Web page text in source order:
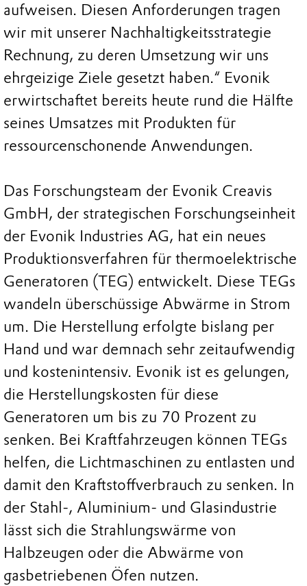
aufweisen. Diesen Anforderungen tragen
wir mit unserer Nachhaltigkeitsstrategie
Rechnung, zu deren Umsetzung wir uns
ehrgeizige Ziele gesetzt haben.“ Evonik
erwirtschaftet bereits heute rund die Hälfte
seines Umsatzes mit Produkten für
ressourcenschonende Anwendungen.
Das Forschungsteam der Evonik Creavis
GmbH, der strategischen Forschungseinheit
der Evonik Industries AG, hat ein neues
Produktionsverfahren für thermoelektrische
Generatoren (TEG) entwickelt. Diese TEGs
wandeln überschüssige Abwärme in Strom
um. Die Herstellung erfolgte bislang per
Hand und war demnach sehr zeitaufwendig
und kostenintensiv. Evonik ist es gelungen,
die Herstellungskosten für diese
Generatoren um bis zu 70 Prozent zu
senken. Bei Kraftfahrzeugen können TEGs
helfen, die Lichtmaschinen zu entlasten und
damit den Kraftstoffverbrauch zu senken. In
der Stahl-, Aluminium- und Glasindustrie
lässt sich die Strahlungswärme von
Halbzeugen oder die Abwärme von
gasbetriebenen Öfen nutzen.